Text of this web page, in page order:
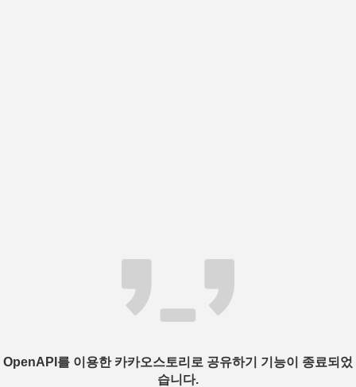
OpenAPI를 이용한 카카오스토리로 공유하기 기능이 종료되었
습니다.